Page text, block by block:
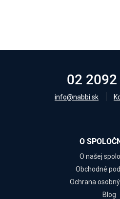
02
info@nabbi.sk
O
O našej
Obchodné
Ochrana
Blog